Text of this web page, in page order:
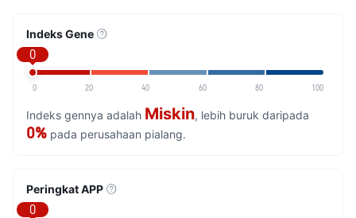
Indeks Gene
0
0 20 40 60 80 100
Indeks gennya adalah Miskin, lebih buruk daripada
0% pada perusahaan pialang.
Peringkat APP
0